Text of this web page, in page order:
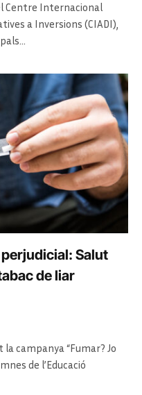
Centre Internacional
a Inversions (CIADI),
Salut
de liar
campanya “Fumar? Jo
de l’Educació